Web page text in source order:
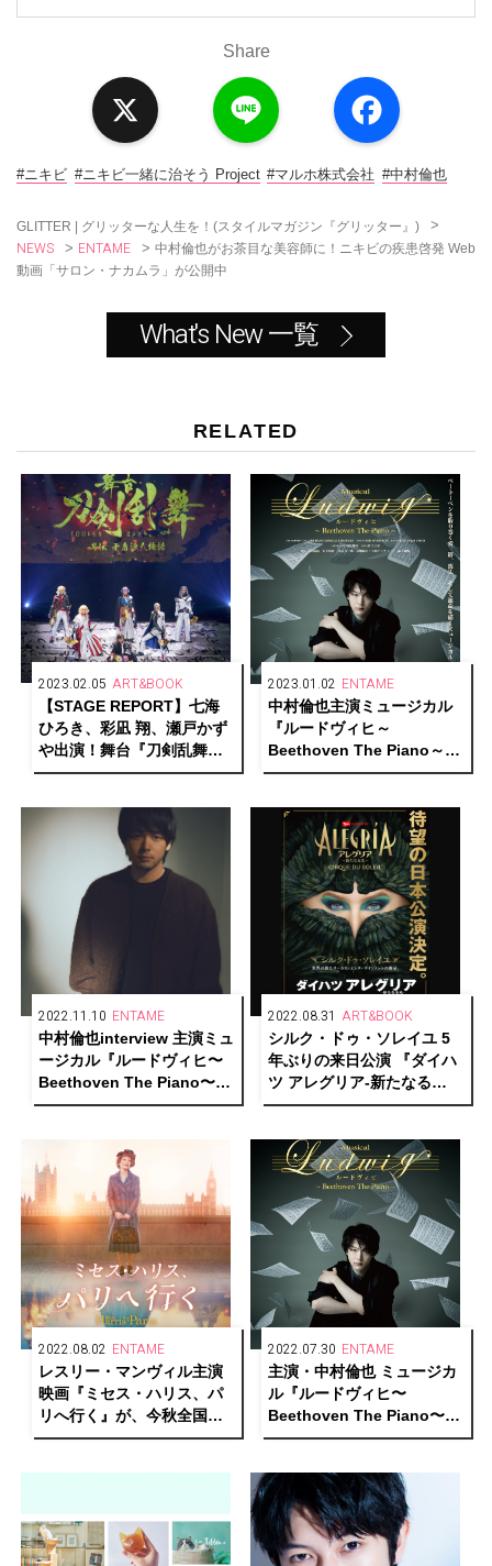
Share
a
c
o
#ニキビ #ニキビ一緒に治そう Project #マルホ株式会社 #中村倫也
GLITTER | グリッターな人生を！(スタイルマガジン『グリッター』) >
NEWS > ENTAME > 中村倫也がお茶目な美容師に！ニキビの疾患啓発 Web
動画「サロン・ナカムラ」が公開中
What's New 一覧
RELATED
2023.02.05 ART&BOOK
【STAGE REPORT】七海
ひろき、彩凪 翔、瀬戸かず
や出演！舞台『刀剣乱舞』
禺伝 矛盾源氏物語 開幕！
2023.01.02 ENTAME
中村倫也主演ミュージカル
『ルードヴィヒ～
Beethoven The Piano～』
映画館での上映が決定！
2022.11.10 ENTAME
中村倫也interview 主演ミュ
ージカル『ルードヴィヒ〜
Beethoven The Piano〜』
への想いと表現へ向かう原
2022.08.31 ART&BOOK
シルク・ドゥ・ソレイユ 5
年ぶりの来日公演 『ダイハ
ツ アレグリア-新たなる
光-』が東京・大阪で開催決
2022.08.02 ENTAME
レスリー・マンヴィル主演
映画『ミセス・ハリス、パ
リへ行く』が、今秋全国公
開決定！
2022.07.30 ENTAME
主演・中村倫也 ミュージカ
ル『ルードヴィヒ〜
Beethoven The Piano〜』
メインビジュアル・ソロカ